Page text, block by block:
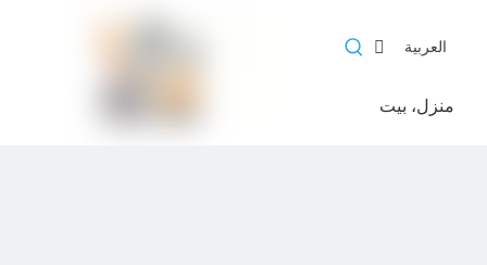
العربية
منزل، بيت